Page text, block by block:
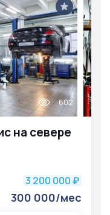
на севере
602
3 200 000 ₽
300 000/мес